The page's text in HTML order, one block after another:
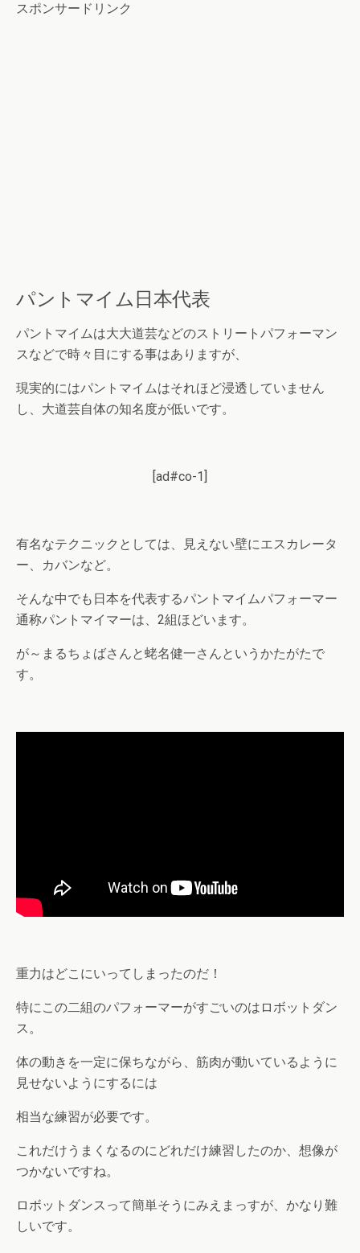
スポンサードリンク
パントマイム日本代表
パントマイムは大大道芸などのストリートパフォーマン
スなどで時々目にする事はありますが、
現実的にはパントマイムはそれほど浸透していません
し、大道芸自体の知名度が低いです。
[ad#co-1]
有名なテクニックとしては、見えない壁にエスカレータ
ー、カバンなど。
そんな中でも日本を代表するパントマイムパフォーマー
通称パントマイマーは、2組ほどいます。
が～まるちょばさんと蛯名健一さんというかたがたで
す。
重力はどこにいってしまったのだ！
特にこの二組のパフォーマーがすごいのはロボットダン
ス。
体の動きを一定に保ちながら、筋肉が動いているように
見せないようにするには
相当な練習が必要です。
これだけうまくなるのにどれだけ練習したのか、想像が
つかないですね。
ロボットダンスって簡単そうにみえまっすが、かなり難
しいです。